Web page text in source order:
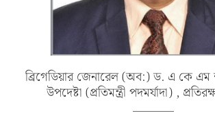
ব্রিগেডিয়ার জেনারেল (অব:) ড. এ কে
উপদেষ্টা (প্রতিমন্ত্রী পদমর্যাদা) ,